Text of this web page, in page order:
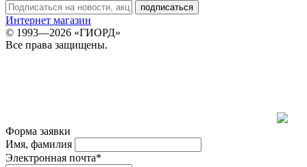
подписаться
Интернет магазин
© 1993—2026 «ГИОРД»
Все права защищены.
Форма заявки
Имя, фамилия
Электронная почта*